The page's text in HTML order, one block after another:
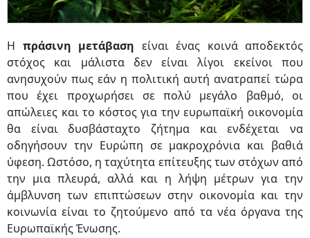
Η πράσινη μετάβαση είναι ένας κοινά αποδεκτός
στόχος και μάλιστα δεν είναι λίγοι εκείνοι που
ανησυχούν πως εάν η πολιτική αυτή ανατραπεί τώρα
που έχει προχωρήσει σε πολύ μεγάλο βαθμό, οι
απώλειες και το κόστος για την ευρωπαϊκή οικονομία
θα είναι δυσβάσταχτο ζήτημα και ενδέχεται να
οδηγήσουν την Ευρώπη σε μακροχρόνια και βαθιά
ύφεση. Ωστόσο, η ταχύτητα επίτευξης των στόχων από
την μια πλευρά, αλλά και η λήψη μέτρων για την
άμβλυνση των επιπτώσεων στην οικονομία και την
κοινωνία είναι το ζητούμενο από τα νέα όργανα της
Ευρωπαϊκής Ένωσης.